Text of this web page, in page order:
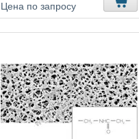
Цена по запросу